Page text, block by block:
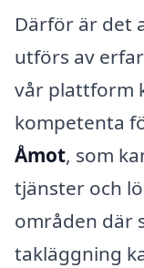
Därför är det
utförs av
vår plattform
kompetenta
Åmot, som
tjänster och
områden där
takläggning